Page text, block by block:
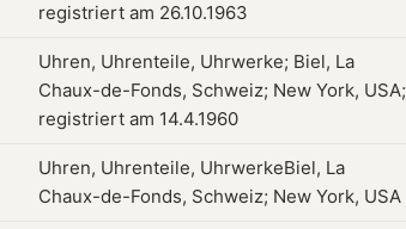
registriert am 26.10.1963
Uhren, Uhrenteile, Uhrwerke; Biel, La
Chaux-de-Fonds, Schweiz; New York, USA;
registriert am 14.4.1960
Uhren, Uhrenteile, UhrwerkeBiel, La
Chaux-de-Fonds, Schweiz; New York, USA